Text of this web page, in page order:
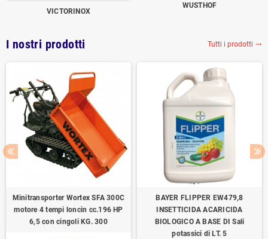
VICTORINOX
WUSTHOF
I nostri prodotti Tutti i prodotti trending_flat
Minitransporter Wortex SFA 300C
motore 4 tempi loncin cc.196 HP
6,5 con cingoli KG. 300
BAYER FLIPPER EW479,8
INSETTICIDA ACARICIDA
BIOLOGICO A BASE DI Sali
potassici di LT. 5